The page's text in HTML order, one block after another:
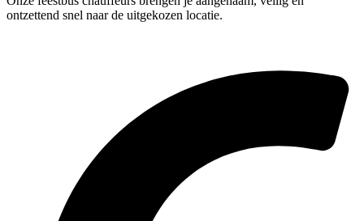
ontzettend snel naar de uitgekozen locatie.